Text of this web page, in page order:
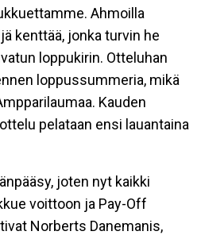
Ahmoilla
kenttää, jonka turvin he
loppukirin. Otteluhan
loppussummeria, mikä
Kauden
pelataan ensi lauantaina
joten nyt kaikki
voittoon ja Pay-Off
Norberts Danemanis,